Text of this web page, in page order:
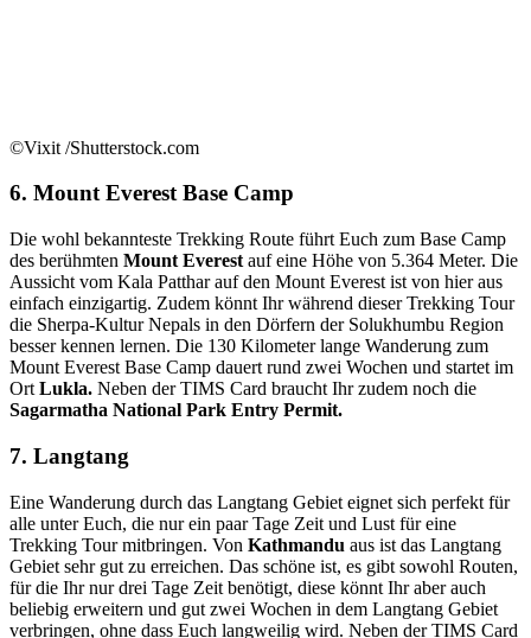
©Vixit /Shutterstock.com
6. Mount Everest Base Camp
Die wohl bekannteste Trekking Route führt Euch zum Base Camp
des berühmten Mount Everest auf eine Höhe von 5.364 Meter. Die
Aussicht vom Kala Patthar auf den Mount Everest ist von hier aus
einfach einzigartig. Zudem könnt Ihr während dieser Trekking Tour
die Sherpa-Kultur Nepals in den Dörfern der Solukhumbu Region
besser kennen lernen. Die 130 Kilometer lange Wanderung zum
Mount Everest Base Camp dauert rund zwei Wochen und startet im
Ort Lukla. Neben der TIMS Card braucht Ihr zudem noch die
Sagarmatha National Park Entry Permit.
7. Langtang
Eine Wanderung durch das Langtang Gebiet eignet sich perfekt für
alle unter Euch, die nur ein paar Tage Zeit und Lust für eine
Trekking Tour mitbringen. Von Kathmandu aus ist das Langtang
Gebiet sehr gut zu erreichen. Das schöne ist, es gibt sowohl Routen,
für die Ihr nur drei Tage Zeit benötigt, diese könnt Ihr aber auch
beliebig erweitern und gut zwei Wochen in dem Langtang Gebiet
verbringen, ohne dass Euch langweilig wird. Neben der TIMS Card